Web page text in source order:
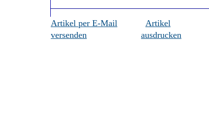
Artikel per E-Mail
versenden
Artikel
ausdrucken